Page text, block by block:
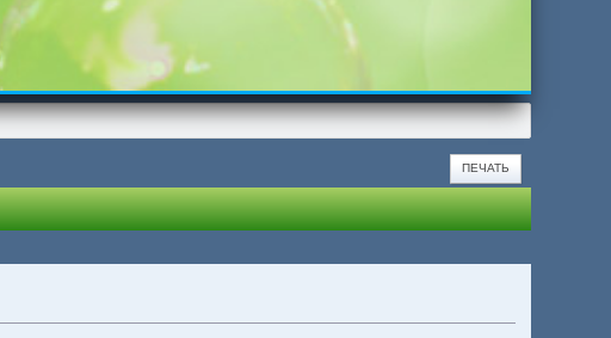
ПЕЧАТЬ